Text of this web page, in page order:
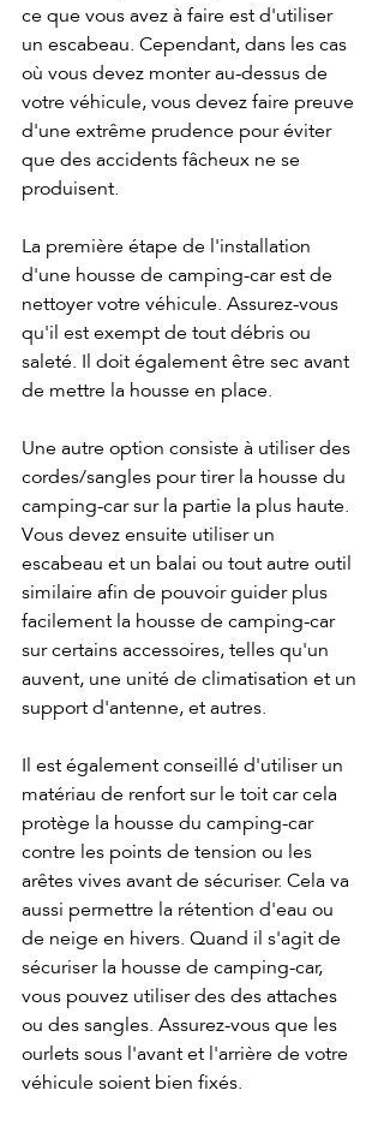
ce que vous avez à faire est d'utiliser
un escabeau. Cependant, dans les cas
où vous devez monter au-dessus de
votre véhicule, vous devez faire preuve
d'une extrême prudence pour éviter
que des accidents fâcheux ne se
produisent.
La première étape de l'installation
d'une housse de camping-car est de
nettoyer votre véhicule. Assurez-vous
qu'il est exempt de tout débris ou
saleté. Il doit également être sec avant
de mettre la housse en place.
Une autre option consiste à utiliser des
cordes/sangles pour tirer la housse du
camping-car sur la partie la plus haute.
Vous devez ensuite utiliser un
escabeau et un balai ou tout autre outil
similaire afin de pouvoir guider plus
facilement la housse de camping-car
sur certains accessoires, telles qu'un
auvent, une unité de climatisation et un
support d'antenne, et autres.
Il est également conseillé d'utiliser un
matériau de renfort sur le toit car cela
protège la housse du camping-car
contre les points de tension ou les
arêtes vives avant de sécuriser. Cela va
aussi permettre la rétention d'eau ou
de neige en hivers. Quand il s'agit de
sécuriser la housse de camping-car,
vous pouvez utiliser des des attaches
ou des sangles. Assurez-vous que les
ourlets sous l'avant et l'arrière de votre
véhicule soient bien fixés.